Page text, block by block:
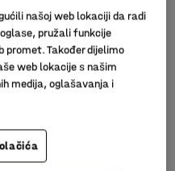
našoj web lokaciji da radi
pružali funkcije
promet. Također dijelimo
web lokacije s našim
medija, oglašavanja i